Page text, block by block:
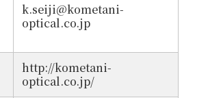
k.seiji@kometani-
optical.co.jp
http://kometani-
optical.co.jp/